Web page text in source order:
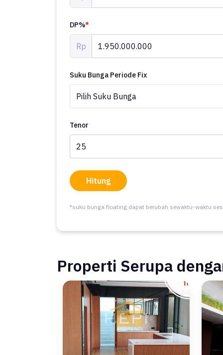
DP%*
Rp
Suku Bunga Periode Fix
Tenor
Hitung
*suku bunga floating dapat berubah sewaktu-waktu
Properti Serupa